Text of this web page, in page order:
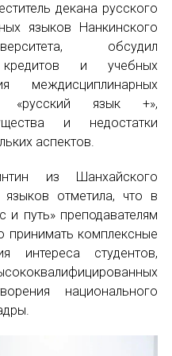
декана русского
языков Нанкинского
обсудил
и учебных
междисциплинарных
язык +»,
и недостатки
аспектов.
из Шанхайского
языков отметила, что в
и путь» преподавателям
принимать комплексные
интереса студентов,
национального